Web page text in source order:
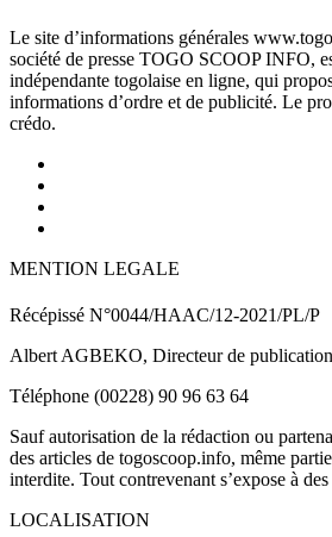
Le site d’informations générales
société de presse TOGO SCOOP INFO,
indépendante togolaise en ligne, qui
informations d’ordre et de publicité. Le
crédo.
MENTION LEGALE
Récépissé N°0044/HAAC/12-2021/PL/P
Albert AGBEKO, Directeur de publication
Téléphone (00228) 90 96 63 64
Sauf autorisation de la rédaction ou
des articles de togoscoop.info, même
interdite. Tout contrevenant s’expose à
LOCALISATION